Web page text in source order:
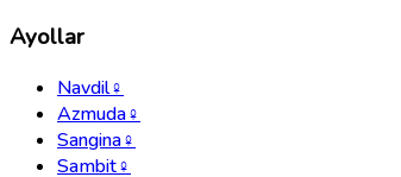
Ayollar
Navdil♀
Azmuda♀
Sangina♀
Sambit♀